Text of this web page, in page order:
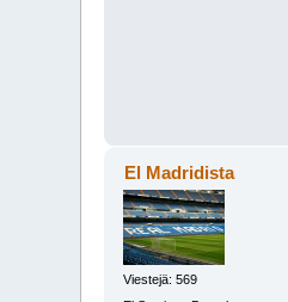
El Madridista
Viestejä: 569